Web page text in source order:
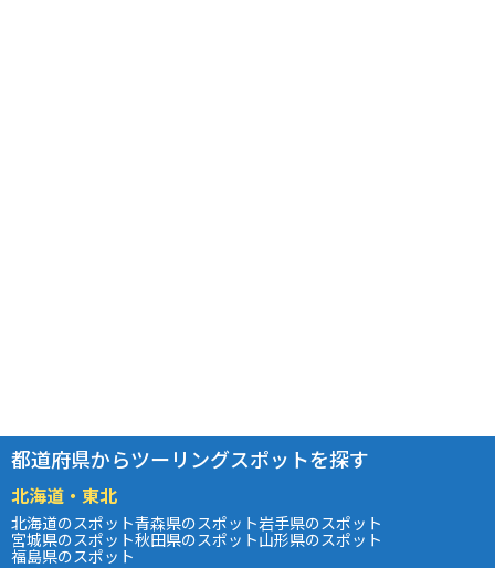
都道府県からツーリングスポットを探す
北海道・東北
北海道のスポット青森県のスポット岩手県のスポット
宮城県のスポット秋田県のスポット山形県のスポット
福島県のスポット